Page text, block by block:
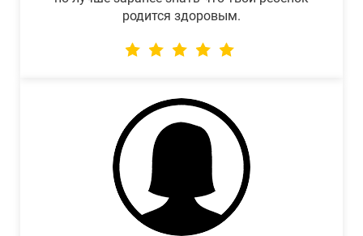
родится здоровым.